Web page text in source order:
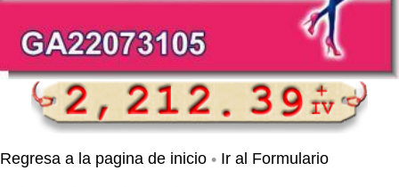
Regresa a la pagina de inicio • Ir al Formulario